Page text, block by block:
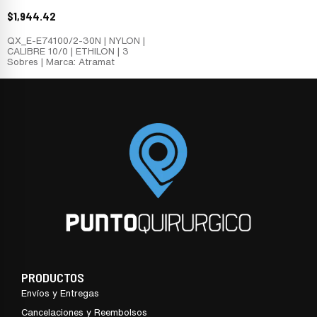
$1,944.42
QX_E-E74100/2-30N | NYLON |
CALIBRE 10/0 | ETHILON | 3
Sobres | Marca: Atramat
PRODUCTOS
Envíos y Entregas
Cancelaciones y Reembolsos